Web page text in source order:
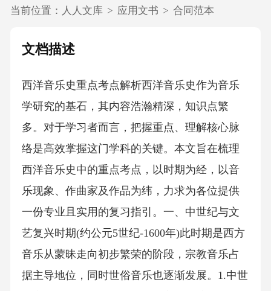
当前位置： 人人文库 > 应用文书 > 合同范本
文档描述
西洋音乐史重点考点解析西洋音乐史作为音乐
学研究的基石，其内容浩瀚精深，知识点繁
多。对于学习者而言，把握重点、理解核心脉
络是高效掌握这门学科的关键。本文旨在梳理
西洋音乐史中的重点考点，以时期为经，以音
乐现象、作曲家及作品为纬，力求为各位提供
一份专业且实用的复习指引。一、中世纪与文
艺复兴时期(约公元5世纪-1600年)此时期是西方
音乐从蒙昧走向初步繁荣的阶段，宗教音乐占
据主导地位，同时世俗音乐也逐渐发展。1.中世